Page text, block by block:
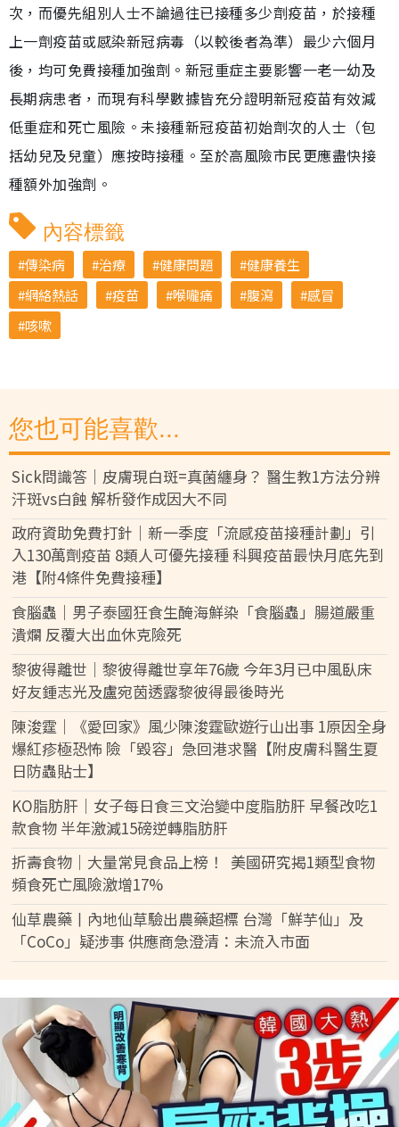
次，而優先組別人士不論過往已接種多少劑疫苗，於接種
上一劑疫苗或感染新冠病毒（以較後者為準）最少六個月
後，均可免費接種加強劑。新冠重症主要影響一老一幼及
長期病患者，而現有科學數據皆充分證明新冠疫苗有效減
低重症和死亡風險。未接種新冠疫苗初始劑次的人士（包
括幼兒及兒童）應按時接種。至於高風險市民更應盡快接
種額外加強劑。
內容標籤
傳染病 治療 健康問題
健康養生
網絡熱話
疫苗 喉嚨痛 腹瀉
感冒
咳嗽
您也可能喜歡...
Sick問識答｜皮膚現白斑=真菌纏身？ 醫生教1方法分辨
汗斑vs白蝕 解析發作成因大不同
政府資助免費打針｜新一季度「流感疫苗接種計劃」引
入130萬劑疫苗 8類人可優先接種 科興疫苗最快月底先到
港【附4條件免費接種】
食腦蟲｜男子泰國狂食生醃海鮮染「食腦蟲」腸道嚴重
潰爛 反覆大出血休克險死
黎彼得離世｜黎彼得離世享年76歲 今年3月已中風臥床
好友鍾志光及盧宛茵透露黎彼得最後時光
陳浚霆｜《愛回家》風少陳浚霆歐遊行山出事 1原因全身
爆紅疹極恐怖 險「毀容」急回港求醫【附皮膚科醫生夏
日防蟲貼士】
KO脂肪肝｜女子每日食三文治變中度脂肪肝 早餐改吃1
款食物 半年激減15磅逆轉脂肪肝
折壽食物｜大量常見食品上榜！ 美國研究揭1類型食物
頻食死亡風險激增17%
仙草農藥丨內地仙草驗出農藥超標 台灣「鮮芋仙」及
「CoCo」疑涉事 供應商急澄清：未流入市面